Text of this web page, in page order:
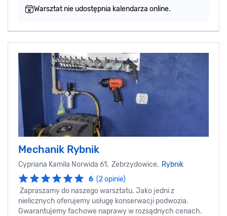
Warsztat nie udostępnia kalendarza online.
Mechanik Rybnik
Cypriana Kamila Norwida 61, Zebrzydowice, Rybnik
6 (2 opinie)
Zapraszamy do naszego warsztatu. Jako jedni z
nielicznych oferujemy usługę konserwacji podwozia.
Gwarantujemy fachowe naprawy w rozsądnych cenach.